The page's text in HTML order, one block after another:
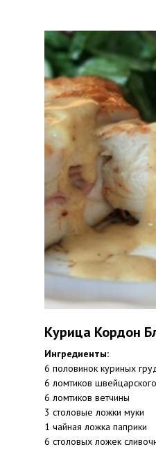
Курица Кордон
Ингредиенты:
6 половинок куриных
6 ломтиков
6 ломтиков ветчины
3 столовые ложки муки
1 чайная ложка паприки
6 столовых ложек